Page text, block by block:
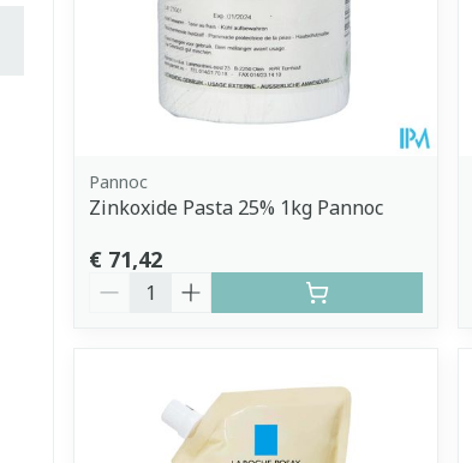
Pannoc
Zinkoxide Pasta 25% 1kg Pannoc
€ 71,42
Aantal